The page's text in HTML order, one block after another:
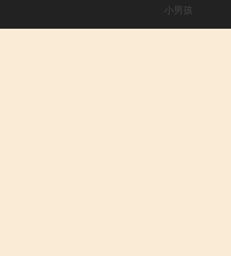
小男孩